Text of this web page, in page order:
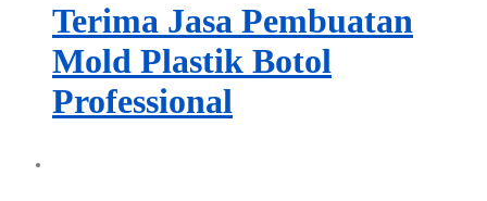
Terima Jasa Pembuatan
Mold Plastik Botol
Professional